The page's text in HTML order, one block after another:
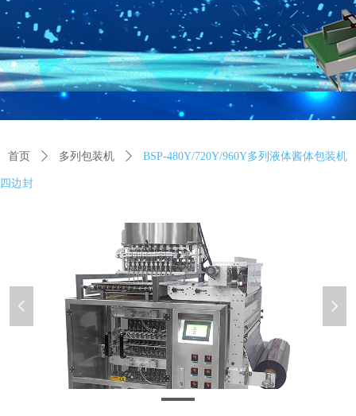
넳 넲
首页 ꄲ 多列包装机 ꄲ BSP-480Y/720Y/960Y多列液体酱体包装机
四边封